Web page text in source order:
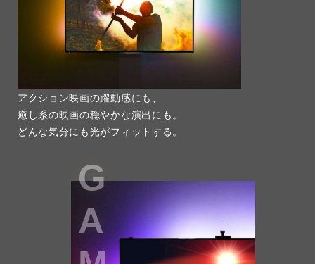
アクション映画の躍動感にも、
癒し系の映画の穏やかな演出にも。
どんな気分にも光がフィットする。
G
A